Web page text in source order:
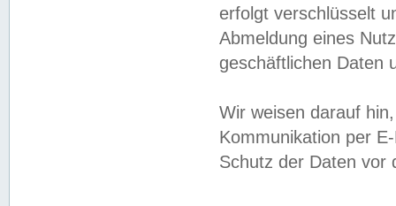
erfolgt verschlüsselt
Abmeldung eines
geschäftlichen Daten
Wir weisen darauf
Kommunikation per
Schutz der Daten vor